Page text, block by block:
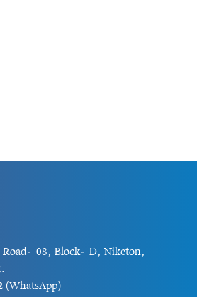
08, Block-D, Niketon,
(WhatsApp)